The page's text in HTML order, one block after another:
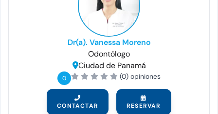
Dr(a). Vanessa Moreno
Odontólogo
Ciudad de Panamá
0 (0) opiniones
CONTACTAR RESERVAR